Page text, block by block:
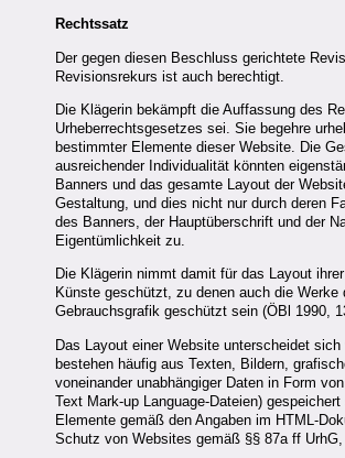
Rechtssatz
Der gegen diesen Beschluss gerichtete
Revisionsrekurs ist auch berechtigt.
Die Klägerin bekämpft die Auffassung des
Urheberrechtsgesetzes sei. Sie begehre
bestimmter Elemente dieser Website. Die
ausreichender Individualität könnten
Banners und das gesamte Layout der
Gestaltung, und dies nicht nur durch deren
des Banners, der Hauptüberschrift und der
Eigentümlichkeit zu.
Die Klägerin nimmt damit für das Layout
Künste geschützt, zu denen auch die
Gebrauchsgrafik geschützt sein (ÖBl 1990,
Das Layout einer Website unterscheidet
bestehen häufig aus Texten, Bildern,
voneinander unabhängiger Daten in Form
Text Mark-up Language-Dateien)
Elemente gemäß den Angaben im HTML-
Schutz von Websites gemäß §§ 87a ff